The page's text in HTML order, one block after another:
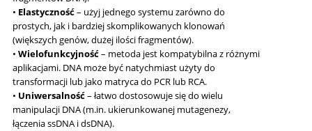
• Elastyczność– użyj jednego systemu zarówno do
prostych, jak i bardziej skomplikowanych klonowań
(większych genów, dużej ilości fragmentów).
•Wielofunkcyjność– metoda jest kompatybilna z różnymi
aplikacjami. DNA może być natychmiast użyty do
transformacji lub jako matryca do PCR lub RCA.
• Uniwersalność– łatwo dostosowuje się do wielu
manipulacji DNA (m.in. ukierunkowanej mutagenezy,
łączenia ssDNA i dsDNA).